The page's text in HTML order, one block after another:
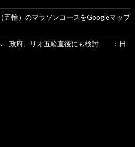
五輪）のマラソンコースをGoogleマップ
政府、リオ五輪直後にも検討 ：日